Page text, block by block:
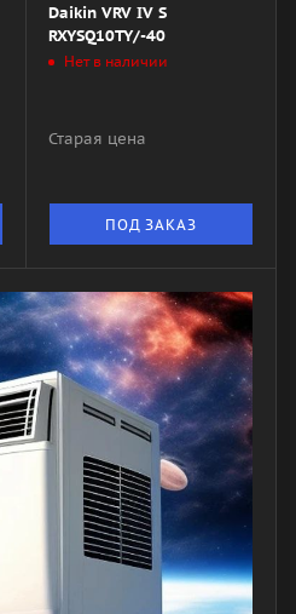
Daikin VRV IV S
RXYSQ10TY/-40
Нет в наличии
Старая цена
ПОД ЗАКАЗ